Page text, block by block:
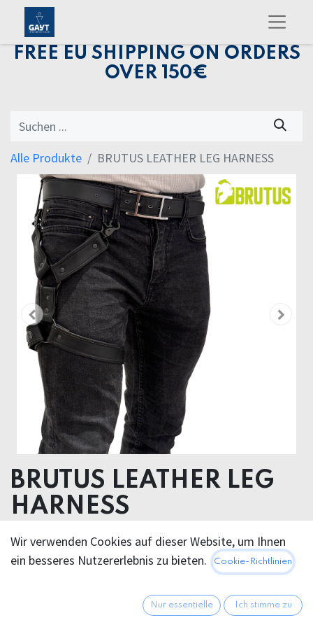
FREE EU SHIPPING ON ORDERS
OVER 150€
Alle Produkte BRUTUS LEATHER LEG HARNESS
BRUTUS LEATHER LEG
HARNESS
Leather
48,95€ Alle Preise inkl. MwSt.zzgl.
Wir verwenden Cookies auf dieser Website, um Ihnen
ein besseres Nutzererlebnis zu bieten.
Cookie-Richtlinien
Nur essentielle Ich stimme zu